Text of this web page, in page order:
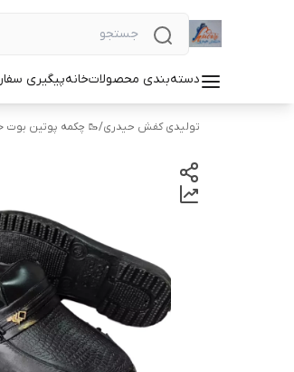
دسته‌بندی محصولاتخانهپیگیری
تولیدی کفش حیدری/🥾 چکمه پوتین بوت